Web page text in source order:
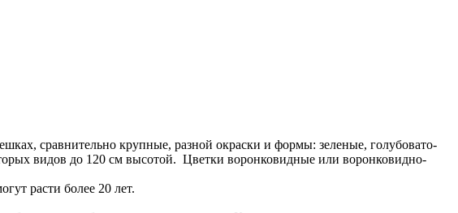
сравнительно крупные, разной окраски и формы: зеленые, голубовато-
видов до 120 см высотой. Цветки воронковидные или воронковидно-
расти более 20 лет.